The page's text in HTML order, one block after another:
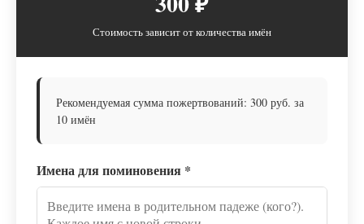
Стоимость зависит от количества имён
Рекомендуемая сумма пожертвований: 300 руб. за
10 имён
Имена для поминовения *